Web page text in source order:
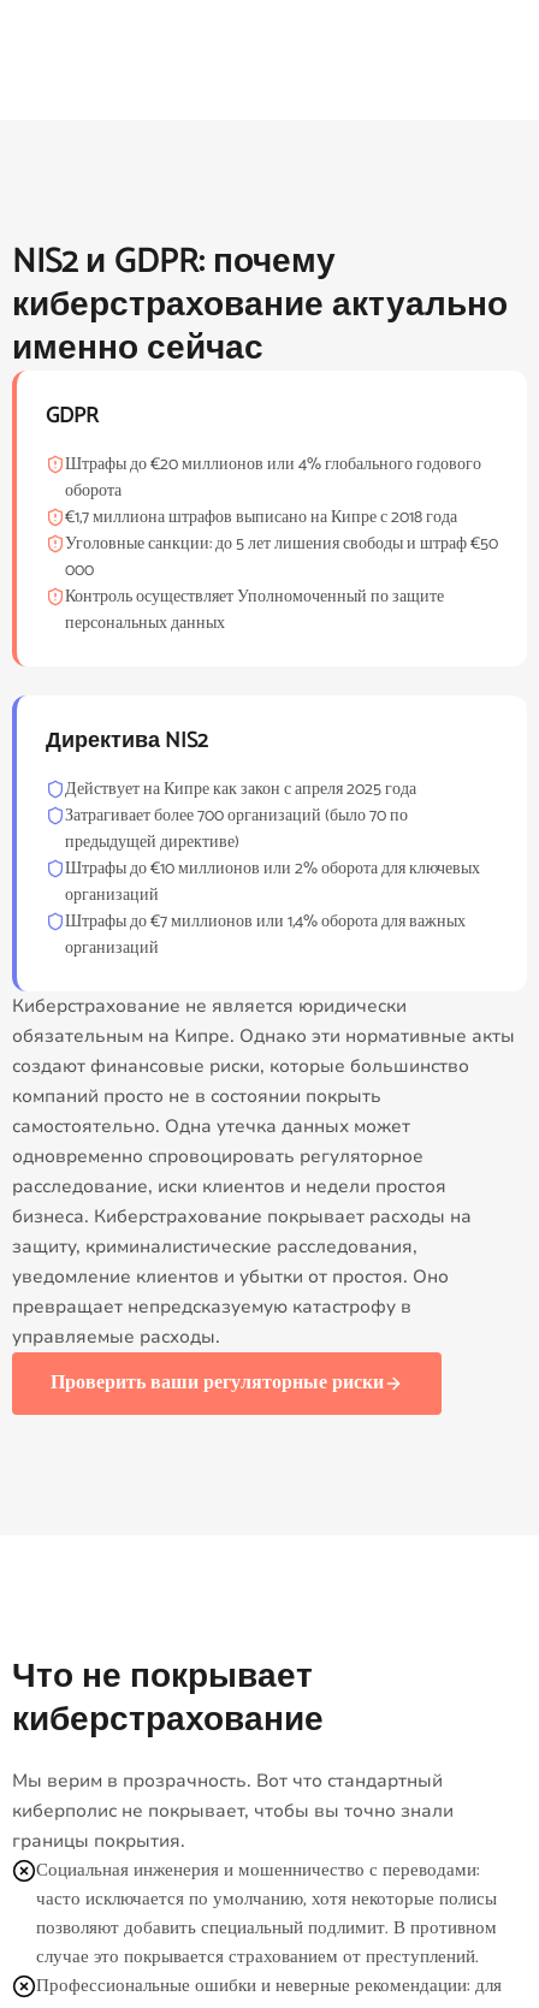
NIS2 и GDPR: почему
киберстрахование актуально
именно сейчас
GDPR
Штрафы до €20 миллионов или 4% глобального годового
оборота
€1,7 миллиона штрафов выписано на Кипре с 2018 года
Уголовные санкции: до 5 лет лишения свободы и штраф €50
000
Контроль осуществляет Уполномоченный по защите
персональных данных
Директива NIS2
Действует на Кипре как закон с апреля 2025 года
Затрагивает более 700 организаций (было 70 по
предыдущей директиве)
Штрафы до €10 миллионов или 2% оборота для ключевых
организаций
Штрафы до €7 миллионов или 1,4% оборота для важных
организаций
Киберстрахование не является юридически
обязательным на Кипре. Однако эти нормативные акты
создают финансовые риски, которые большинство
компаний просто не в состоянии покрыть
самостоятельно. Одна утечка данных может
одновременно спровоцировать регуляторное
расследование, иски клиентов и недели простоя
бизнеса. Киберстрахование покрывает расходы на
защиту, криминалистические расследования,
уведомление клиентов и убытки от простоя. Оно
превращает непредсказуемую катастрофу в
управляемые расходы.
Проверить ваши регуляторные риски
Что не покрывает
киберстрахование
Мы верим в прозрачность. Вот что стандартный
киберполис не покрывает, чтобы вы точно знали
границы покрытия.
Социальная инженерия и мошенничество с переводами:
часто исключается по умолчанию, хотя некоторые полисы
позволяют добавить специальный подлимит. В противном
случае это покрывается страхованием от преступлений.
Профессиональные ошибки и неверные рекомендации: для